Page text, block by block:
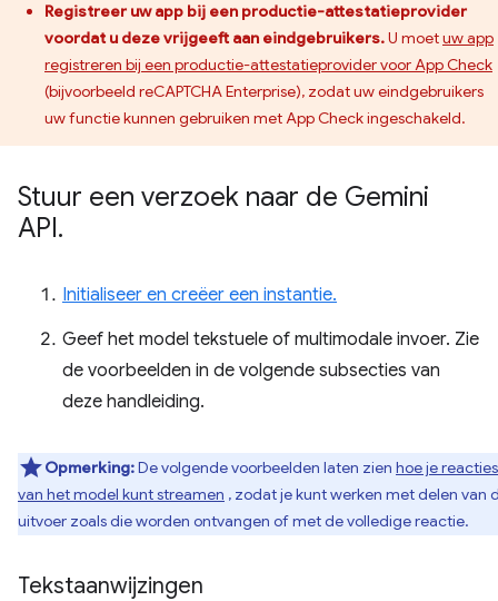
Registreer uw app bij een productie-attestatieprovider
voordat u deze vrijgeeft aan eindgebruikers.U moetuw app
registreren bij een productie-attestatieprovider voor App Check
(bijvoorbeeld reCAPTCHA Enterprise), zodat uw eindgebruikers
uw functie kunnen gebruiken met App Check ingeschakeld.
Stuur een verzoek naar de Gemini
API.
Initialiseer en creëer een instantie.
Geef het model tekstuele of multimodale invoer. Zie
de voorbeelden in de volgende subsecties van
deze handleiding.
Opmerking:De volgende voorbeelden laten zien hoe je reacties
van het model kunt streamen , zodat je kunt werken met delen van
uitvoer zoals die worden ontvangen of met de volledige reactie.
Tekstaanwijzingen